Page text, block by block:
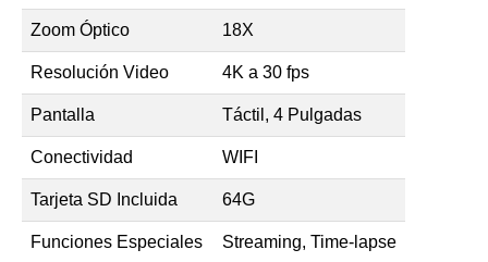
Zoom Óptico 18X
Resolución Video 4K a 30 fps
Pantalla Táctil, 4 Pulgadas
Conectividad WIFI
Tarjeta SD Incluida 64G
Funciones Especiales Streaming, Time-lapse